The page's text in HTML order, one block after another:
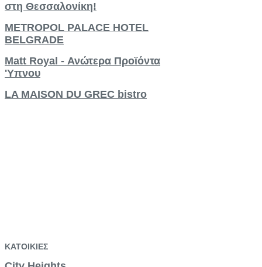
στη Θεσσαλονίκη!
METROPOL PALACE HOTEL
BELGRADE
Matt Royal - Ανώτερα Προϊόντα
'Υπνου
LA MAISON DU GREC bistro
ΚΑΤΟΙΚΙΕΣ